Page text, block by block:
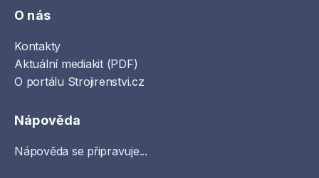
O nás
Kontakty
Aktuální mediakit (PDF)
O portálu Strojirenstvi.cz
Nápověda
Nápověda se připravuje...